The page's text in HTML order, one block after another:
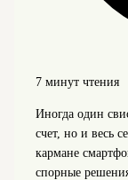
7 минут чтения
Иногда один
счет, но и весь
кармане
спорные